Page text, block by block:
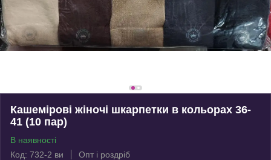
Кашемірові жіночі шкарпетки в кольорах 36-
41 (10 пар)
В наявності
Код: 732-2 ви
Опт і роздріб